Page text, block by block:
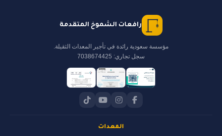
رافعات الشموخ المتقدمة
مؤسسة سعودية رائدة في تأجير المعدات الثقيلة.
سجل تجاري: 7038674425
المعدات